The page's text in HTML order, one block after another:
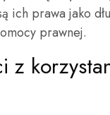
ich prawa jako
prawnej.
z